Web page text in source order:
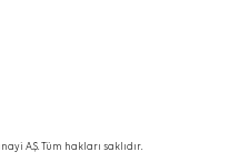
A.Ş. Tüm hakları saklıdır.